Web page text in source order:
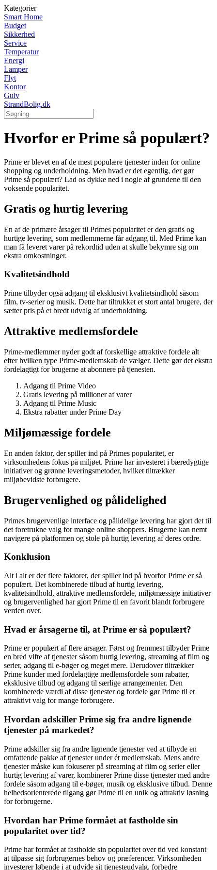
Kategorier
Smart Home
Budget
Sikkerhed
Service
Temperatur
Energi
Lamper
Flyt
Kontor
Gulv
StrandBolig.dk
Hvorfor er Prime så populært?
Prime er blevet en af de mest populære tjenester inden for online
shopping og underholdning. Men hvad er det egentlig, der gør
Prime så populært? Lad os dykke ned i nogle af grundene til den
voksende popularitet.
Gratis og hurtig levering
En af de primære årsager til Primes popularitet er den gratis og
hurtige levering, som medlemmerne får adgang til. Med Prime kan
man få leveret varer på rekordtid uden at skulle bekymre sig om
ekstra omkostninger.
Kvalitetsindhold
Prime tilbyder også adgang til eksklusivt kvalitetsindhold såsom
film, tv-serier og musik. Dette har tiltrukket et stort antal brugere, der
sætter pris på et bredt udvalg af underholdning.
Attraktive medlemsfordele
Prime-medlemmer nyder godt af forskellige attraktive fordele alt
efter hvilken type Prime-medlemskab de vælger. Dette gør det ekstra
fordelagtigt for brugerne at abonnere på tjenesten.
Adgang til Prime Video
Gratis levering på millioner af varer
Adgang til Prime Music
Ekstra rabatter under Prime Day
Miljømæssige fordele
En anden faktor, der spiller ind på Primes popularitet, er
virksomhedens fokus på miljøet. Prime har investeret i bæredygtige
initiativer og grønne leveringsmetoder, hvilket tiltrækker
miljøbevidste forbrugere.
Brugervenlighed og pålidelighed
Primes brugervenlige interface og pålidelige levering har gjort det til
det foretrukne valg for mange online shoppers. Brugerne kan nemt
navigere på platformen og stole på hurtig levering af deres ordre.
Konklusion
Alt i alt er der flere faktorer, der spiller ind på hvorfor Prime er så
populært. Det kombinerede tilbud af hurtig levering,
kvalitetsindhold, attraktive medlemsfordele, miljømæssige initiativer
og brugervenlighed har gjort Prime til en favorit blandt forbrugere
verden over.
Hvad er årsagerne til, at Prime er så populært?
Prime er populært af flere årsager. Først og fremmest tilbyder Prime
en bred vifte af tjenester såsom hurtig levering, streaming af film og
serier, adgang til e-bøger og meget mere. Derudover tiltrækker
Prime kunder med fordelagtige medlemsfordele som rabatter,
eksklusive tilbud og adgang til særlige arrangementer. Den
kombinerede værdi af disse tjenester og fordele gør Prime til et
attraktivt valg for mange forbrugere.
Hvordan adskiller Prime sig fra andre lignende
tjenester på markedet?
Prime adskiller sig fra andre lignende tjenester ved at tilbyde en
omfattende pakke af tjenester under ét medlemskab. Mens andre
tjenester måske kun fokuserer på streaming af film og serier eller
hurtig levering af varer, kombinerer Prime disse tjenester med andre
fordele såsom adgang til e-bøger, musik og eksklusive tilbud. Denne
helhedsorienterede tilgang gør Prime til en unik og attraktiv løsning
for forbrugerne.
Hvordan har Prime formået at fastholde sin
popularitet over tid?
Prime har formået at fastholde sin popularitet over tid ved konstant
at tilpasse sig forbrugernes behov og præferencer. Virksomheden
investerer løbende i at udvide sit tjenesteudvalg, forbedre